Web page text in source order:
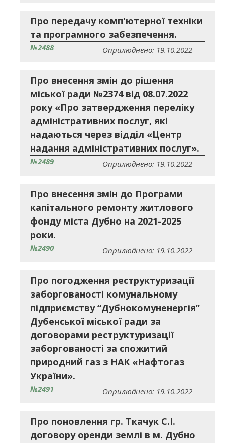
Про передачу комп'ютерної техніки
та програмного забезпечення.
№2488 Оприлюднено: 19.10.2022
Про внесення змін до рішення
міської ради №2374 від 08.07.2022
року «Про затвердження переліку
адміністративних послуг, які
надаються через відділ «Центр
надання адміністративних послуг».
№2489 Оприлюднено: 19.10.2022
Про внесення змін до Програми
капітального ремонту житлового
фонду міста Дубно на 2021-2025
роки.
№2490 Оприлюднено: 19.10.2022
Про погодження реструктуризації
заборгованості комунальному
підприємству “Дубнокомуненергія”
Дубенської міської ради за
договорами реструктуризації
заборгованості за спожитий
природний газ з НАК «Нафтогаз
України».
№2491 Оприлюднено: 19.10.2022
Про поновлення гр. Ткачук С.І.
договору оренди землі в м. Дубно